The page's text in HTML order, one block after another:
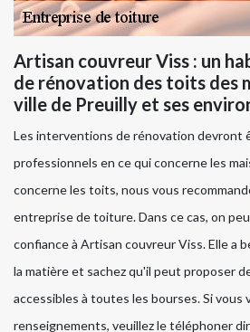
Artisan couvreur Viss : un
de rénovation des toits des
ville de Preuilly et ses
Les interventions de rénovation devront
professionnels en ce qui concerne les
concerne les toits, nous vous
entreprise de toiture. Dans ce cas, on
confiance à Artisan couvreur Viss. Elle a
la matière et sachez qu'il peut proposer
accessibles à toutes les bourses. Si vous
renseignements, veuillez le téléphoner